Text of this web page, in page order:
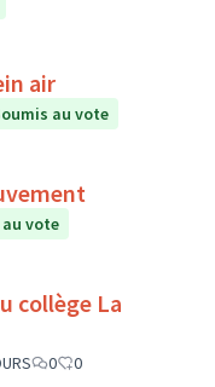
air
au vote
vote
collège La
0
0